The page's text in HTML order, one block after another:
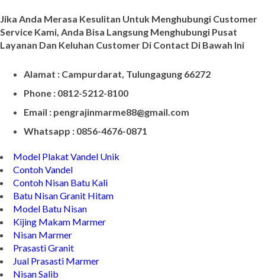
Jika Anda Merasa Kesulitan Untuk Menghubungi Customer
Service Kami, Anda Bisa Langsung Menghubungi Pusat
Layanan Dan Keluhan Customer Di Contact Di Bawah Ini
Alamat : Campurdarat, Tulungagung 66272
Phone : 0812-5212-8100
Email : pengrajinmarme88@gmail.com
Whatsapp : 0856-4676-0871
Model Plakat Vandel Unik
Contoh Vandel
Contoh Nisan Batu Kali
Batu Nisan Granit Hitam
Model Batu Nisan
Kijing Makam Marmer
Nisan Marmer
Prasasti Granit
Jual Prasasti Marmer
Nisan Salib